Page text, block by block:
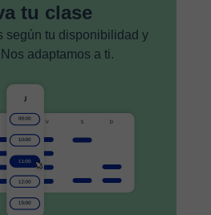
tu clase
según tu disponibilidad y
adaptamos a ti.